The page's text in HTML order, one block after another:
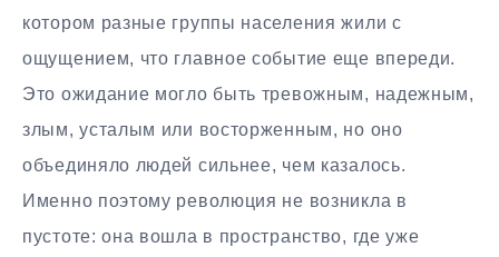
котором разные группы населения жили с
ощущением, что главное событие еще впереди.
Это ожидание могло быть тревожным, надежным,
злым, усталым или восторженным, но оно
объединяло людей сильнее, чем казалось.
Именно поэтому революция не возникла в
пустоте: она вошла в пространство, где уже